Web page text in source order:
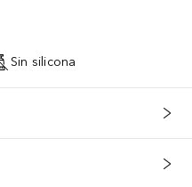
Sin silicona